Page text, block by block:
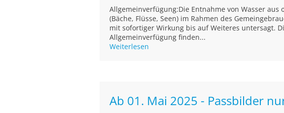
Allgemeinverfügung:Die Entnahme von Wasser aus
(Bäche, Flüsse, Seen) im Rahmen des
mit sofortiger Wirkung bis auf Weiteres untersagt.
Allgemeinverfügung finden...
Weiterlesen
Ab 01. Mai 2025 - Passbilder